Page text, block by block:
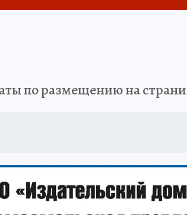
по размещению на